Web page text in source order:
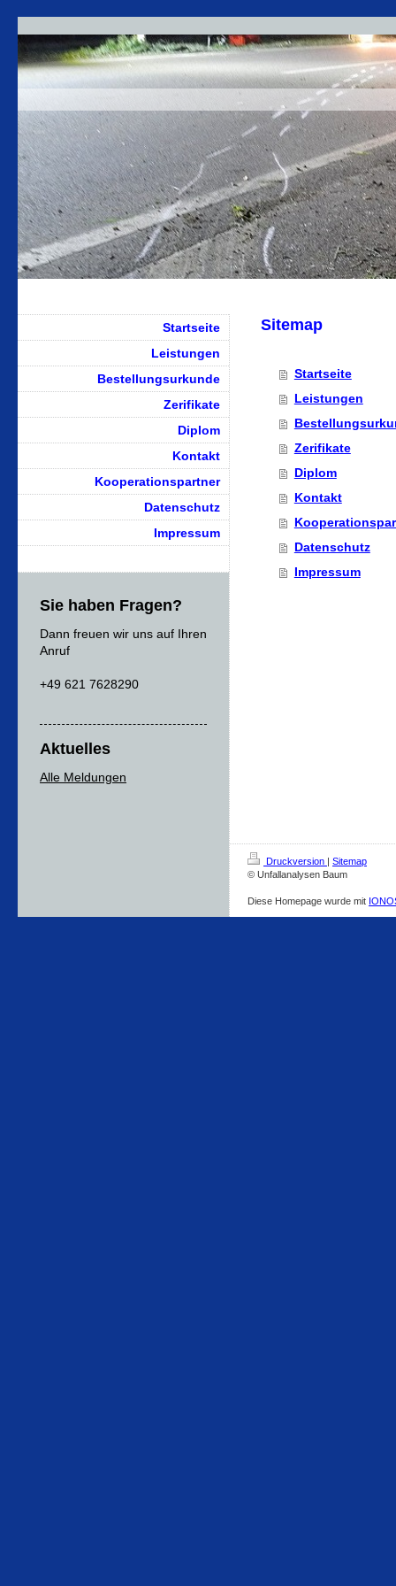
Sitemap
Startseite
Leistungen
Zerifikate
Diplom
Kontakt
Datenschutz
Impressum
Startseite
Leistungen
Bestellungsurkunde
Zerifikate
Diplom
Kontakt
Kooperationspartner
Datenschutz
Impressum
Sie haben Fragen?
Dann freuen wir uns auf Ihren
Anruf
+49 621 7628290
Aktuelles
Alle Meldungen
Druckversion | Sitemap
© Unfallanalysen Baum
Diese Homepage wurde mit